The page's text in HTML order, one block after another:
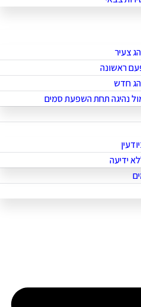
צעיר
ראשונה
חדש
נהיגה תחת השפעת סמים
ידיעה